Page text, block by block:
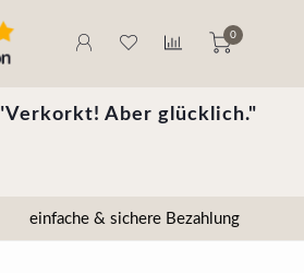
0
Aber glücklich."
einfache & sichere Bezahlung